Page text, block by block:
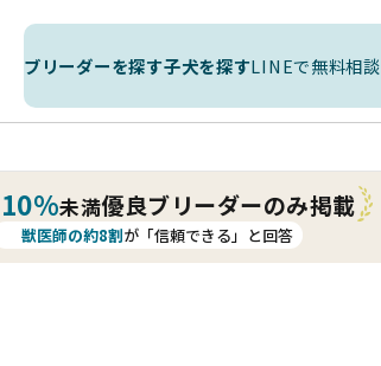
ブリーダーを探す子犬を探すLINEで無料相談
10%未満優良ブリーダーのみ掲載
獣医師の約8割が「信頼できる」と回答